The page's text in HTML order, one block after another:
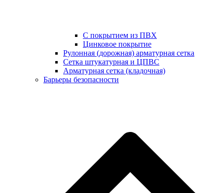
С покрытием из ПВХ
Цинковое покрытие
Рулонная (дорожная) арматурная сетка
Сетка штукатурная и ЦПВС
Арматурная сетка (кладочная)
Барьеры безопасности